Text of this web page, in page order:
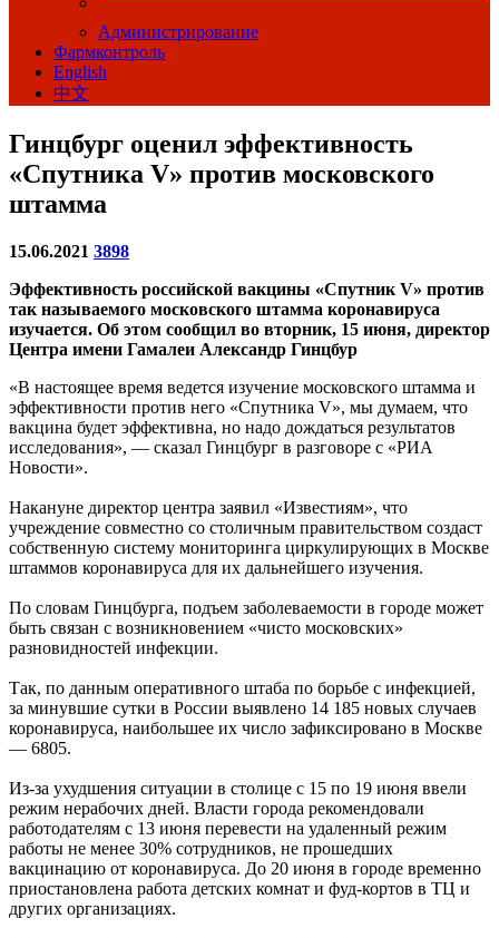
Администрирование
Фармконтроль
English
中文
Гинцбург оценил эффективность
«Спутника V» против московского
штамма
15.06.2021 3898
Эффективность российской вакцины «Спутник V» против
так называемого московского штамма коронавируса
изучается. Об этом сообщил во вторник, 15 июня, директор
Центра имени Гамалеи Александр Гинцбур
«В настоящее время ведется изучение московского штамма и
эффективности против него «Спутника V», мы думаем, что
вакцина будет эффективна, но надо дождаться результатов
исследования», — сказал Гинцбург в разговоре с «РИА
Новости».
Накануне директор центра заявил «Известиям», что
учреждение совместно со столичным правительством создаст
собственную систему мониторинга циркулирующих в Москве
штаммов коронавируса для их дальнейшего изучения.
По словам Гинцбурга, подъем заболеваемости в городе может
быть связан с возникновением «чисто московских»
разновидностей инфекции.
Так, по данным оперативного штаба по борьбе с инфекцией,
за минувшие сутки в России выявлено 14 185 новых случаев
коронавируса, наибольшее их число зафиксировано в Москве
— 6805.
Из-за ухудшения ситуации в столице с 15 по 19 июня ввели
режим нерабочих дней. Власти города рекомендовали
работодателям с 13 июня перевести на удаленный режим
работы не менее 30% сотрудников, не прошедших
вакцинацию от коронавируса. До 20 июня в городе временно
приостановлена работа детских комнат и фуд-кортов в ТЦ и
других организациях.